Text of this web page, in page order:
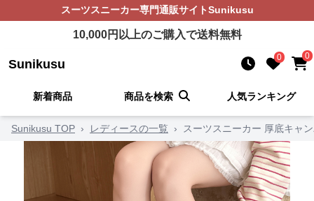
スーツスニーカー専門通販サイトSunikusu
10,000円以上のご購入で送料無料
Sunikusu 0 0
新着商品 商品を検索 人気ランキング
Sunikusu TOP › レディースの一覧 › スーツスニーカー 厚底キャ